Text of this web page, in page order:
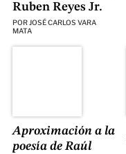
Ruben Reyes Jr.
POR JOSÉ CARLOS VARA
MATA
Aproximación a la
poesía de Raúl